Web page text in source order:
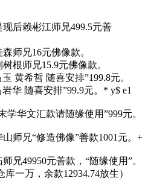
后赖彬江师兄499.5元善
师兄16元佛像款。
根师兄15.9元佛像款。
黄希哲 随喜安排”199.8元。
华 随喜安排”99.9元。 * y$ e1
学华文汇款请随缘使用”999元。
师兄“修造佛像”善款1001元。 +
兄49950元善款，“随缘使用”。
库一万，余款12934.74放生）